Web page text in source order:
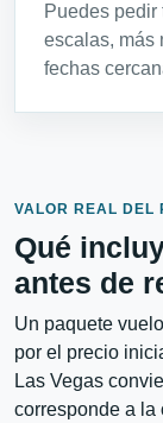
Puedes
escalas, más
fechas
VALOR REAL DEL
Qué
antes de
Un paquete
por el precio
Las Vegas
corresponde a la